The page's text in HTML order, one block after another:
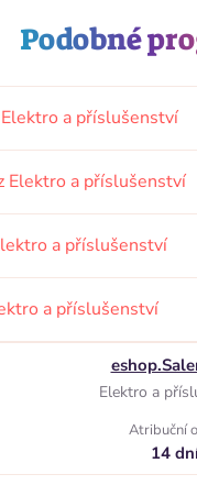
Podobné
Elektro a příslušenství
Elektro a příslušenství
a příslušenství
a příslušenství
Elektro a
Atribuční
14